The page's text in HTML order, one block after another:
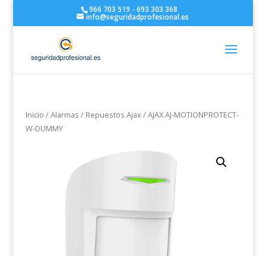
966 703 519 - 693 303 368
info@seguridadprofesional.es
Inicio /Alarmas / Repuestos Ajax/ AJAX AJ-MOTIONPROTECT-
W-DUMMY